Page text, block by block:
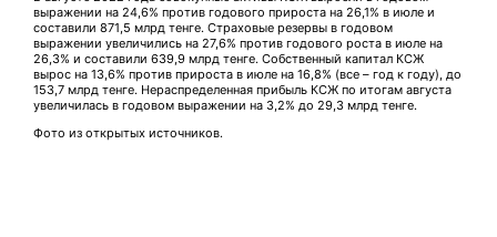
выражении на 24,6% против годового прироста на 26,1% в июле и
составили 871,5 млрд тенге. Страховые резервы в годовом
выражении увеличились на 27,6% против годового роста в июле на
26,3% и составили 639,9 млрд тенге. Собственный капитал КСЖ
вырос на 13,6% против прироста в июле на 16,8% (все – год к году), до
153,7 млрд тенге. Нераспределенная прибыль КСЖ по итогам августа
увеличилась в годовом выражении на 3,2% до 29,3 млрд тенге.
Фото из открытых источников.